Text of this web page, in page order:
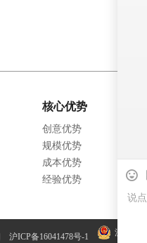
核心优势
创意优势
规模优势
成本优势
经验优势
沪ICP备16041478号-1 沪公网安